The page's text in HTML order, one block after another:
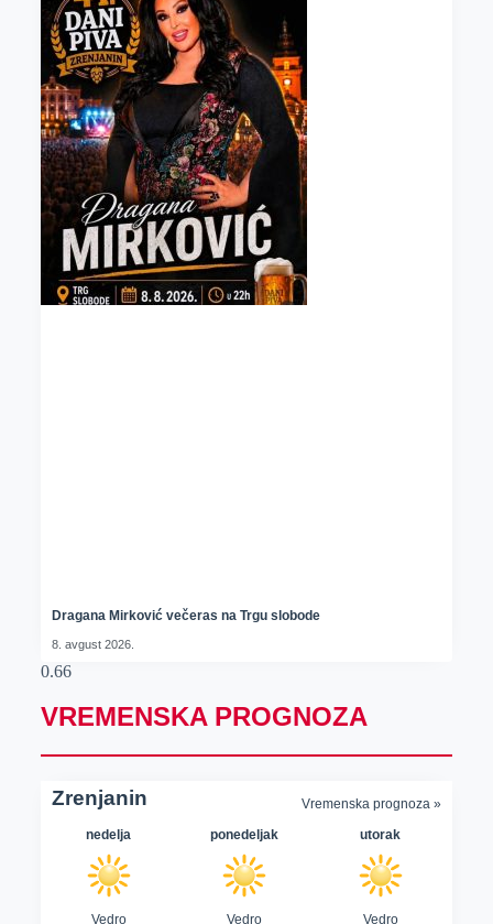
Dragana Mirković večeras na Trgu slobode
8. avgust 2026.
VREMENSKA PROGNOZA